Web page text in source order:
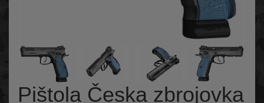
Pištola Česka zbrojovka